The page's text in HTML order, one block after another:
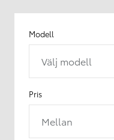
Modell
Välj modell
Pris
Mellan